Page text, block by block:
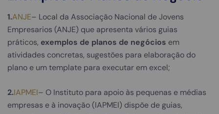
1.ANJE– Local da Associação Nacional de Jovens
Empresarios (ANJE) que apresenta vários guias
práticos, exemplos de planos de negócios em
atividades concretas, sugestões para elaboração do
plano e um template para executar em excel;
2.IAPMEI– O Instituto para apoio às pequenas e médias
empresas e à inovação (IAPMEI) dispõe de guias,